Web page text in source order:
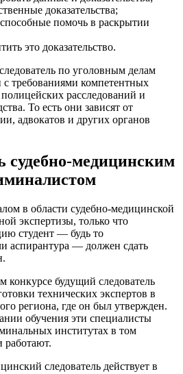
доказательства;
способные помочь в раскрытии
это доказательство.
по уголовным делам
с требованиями компетентных
расследований и
То есть они зависят от
адвокатов и других органов
судебно-медицинским
в области судебно-медицинской
экспертизы, только что
студент — будь то
аспирантура — должен сдать
конкурсе будущий следователь
технических экспертов в
региона, где он был утвержден.
обучения эти специалисты
институтах в том
работают.
следователь действует в